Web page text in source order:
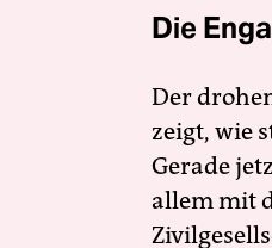
Die
Der
zeigt, wie
Gerade
allem mit